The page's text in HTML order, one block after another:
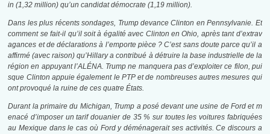
in (1,32 million) qu’un candidat démocrate (1,19 million).
Dans les plus récents sondages, Trump devance Clinton en Pennsylvanie. Et
comment se fait-il qu’il soit à égalité avec Clinton en Ohio, après tant d’extrav
agances et de déclarations à l’emporte pièce ? C’est sans doute parce qu’il a
affirmé (avec raison) qu’Hillary a contribué à détruire la base industrielle de la
région en appuyant l’ALÉNA. Trump ne manquera pas d’exploiter ce filon, pui
sque Clinton appuie également le PTP et de nombreuses autres mesures qui
ont provoqué la ruine de ces quatre États.
Durant la primaire du Michigan, Trump a posé devant une usine de Ford et m
enacé d’imposer un tarif douanier de 35 % sur toutes les voitures fabriquées
au Mexique dans le cas où Ford y déménagerait ses activités. Ce discours a